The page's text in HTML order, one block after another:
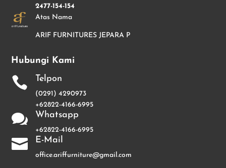
2477-154-154
Atas Nama
ARIF FURNITURES JEPARA P
Hubungi Kami
 Telpon
(0291) 4290973
+62822-4166-6995
 Whatsapp
+62822-4166-6995
 E-Mail
office.ariffurniture@gmail.com